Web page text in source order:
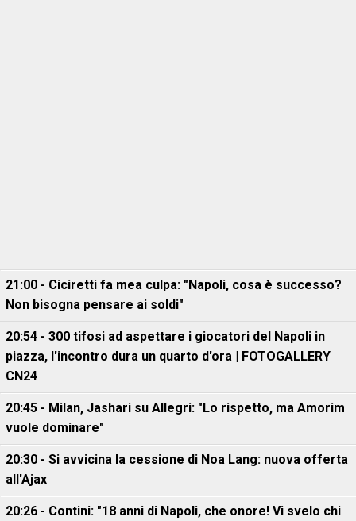
21:00 - Ciciretti fa mea culpa: "Napoli, cosa è successo?
Non bisogna pensare ai soldi"
20:54 - 300 tifosi ad aspettare i giocatori del Napoli in
piazza, l'incontro dura un quarto d'ora | FOTOGALLERY
CN24
20:45 - Milan, Jashari su Allegri: "Lo rispetto, ma Amorim
vuole dominare"
20:30 - Si avvicina la cessione di Noa Lang: nuova offerta
all'Ajax
20:26 - Contini: "18 anni di Napoli, che onore! Vi svelo chi